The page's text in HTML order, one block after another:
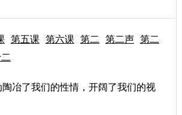
第五课 第六课 第二 第二声 第二
陶冶了我们的性情，开阔了我们的视